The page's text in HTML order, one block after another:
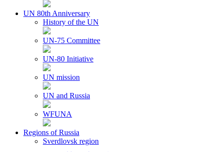
UN 80th Anniversary
History of the UN
UN-75 Committee
UN-80 Initiative
UN mission
UN and Russia
WFUNA
Regions of Russia
Sverdlovsk region